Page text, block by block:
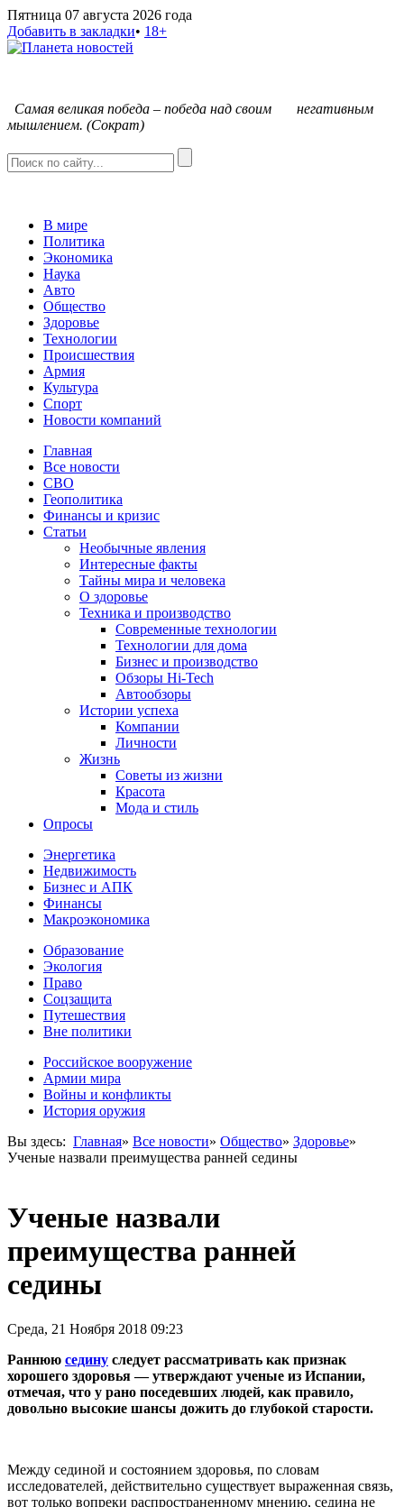
Пятница 07 августа 2026 года
Добавить в закладки• 18+
Самая великая победа – победа над своим негативным
мышлением. (Сократ)
В мире
Политика
Экономика
Наука
Авто
Общество
Здоровье
Технологии
Происшествия
Армия
Культура
Спорт
Новости компаний
Главная
Все новости
СВО
Геополитика
Финансы и кризис
Статьи
Необычные явления
Интересные факты
Тайны мира и человека
О здоровье
Техника и производство
Современные технологии
Технологии для дома
Бизнес и производство
Обзоры Hi-Tech
Автообзоры
Истории успеха
Компании
Личности
Жизнь
Советы из жизни
Красота
Мода и стиль
Опросы
Энергетика
Недвижимость
Бизнес и АПК
Финансы
Макроэкономика
Образование
Экология
Право
Соцзащита
Путешествия
Вне политики
Российское вооружение
Армии мира
Войны и конфликты
История оружия
Вы здесь: Главная» Все новости» Общество» Здоровье»
Ученые назвали преимущества ранней седины
Ученые назвали
преимущества ранней
седины
Среда, 21 Ноября 2018 09:23
Раннюю седину следует рассматривать как признак
хорошего здоровья — утверждают ученые из Испании,
отмечая, что у рано поседевших людей, как правило,
довольно высокие шансы дожить до глубокой старости.
Между сединой и состоянием здоровья, по словам
исследователей, действительно существует выраженная связь,
вот только вопреки распространенному мнению, седина не